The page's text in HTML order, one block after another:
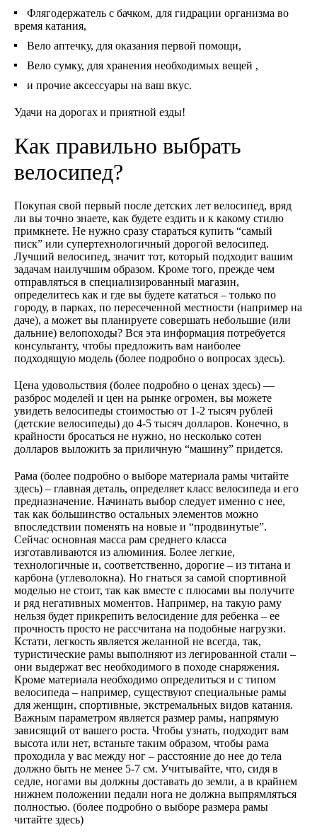
Флягодержатель с бачком, для гидрации организма во
время катания,
Вело аптечку, для оказания первой помощи,
Вело сумку, для хранения необходимых вещей ,
и прочие аксессуары на ваш вкус.
Удачи на дорогах и приятной езды!
Как правильно выбрать
велосипед?
Покупая свой первый после детских лет велосипед, вряд
ли вы точно знаете, как будете ездить и к какому стилю
примкнете. Не нужно сразу стараться купить “самый
писк” или супертехнологичный дорогой велосипед.
Лучший велосипед, значит тот, который подходит вашим
задачам наилучшим образом. Кроме того, прежде чем
отправляться в специализированный магазин,
определитесь как и где вы будете кататься – только по
городу, в парках, по пересеченной местности (например на
даче), а может вы планируете совершать небольшие (или
дальние) велопоходы? Вся эта информация потребуется
консультанту, чтобы предложить вам наиболее
подходящую модель (более подробно о вопросах здесь).
Цена удовольствия (более подробно о ценах здесь) —
разброс моделей и цен на рынке огромен, вы можете
увидеть велосипеды стоимостью от 1-2 тысяч рублей
(детские велосипеды) до 4-5 тысяч долларов. Конечно, в
крайности бросаться не нужно, но несколько сотен
долларов выложить за приличную “машину” придется.
Рама (более подробно о выборе материала рамы читайте
здесь) – главная деталь, определяет класс велосипеда и его
предназначение. Начинать выбор следует именно с нее,
так как большинство остальных элементов можно
впоследствии поменять на новые и “продвинутые”.
Сейчас основная масса рам среднего класса
изготавливаются из алюминия. Более легкие,
технологичные и, соответственно, дорогие – из титана и
карбона (углеволокна). Но гнаться за самой спортивной
моделью не стоит, так как вместе с плюсами вы получите
и ряд негативных моментов. Например, на такую раму
нельзя будет прикрепить велосидение для ребенка – ее
прочность просто не рассчитана на подобные нагрузки.
Кстати, легкость является желанной не всегда, так,
туристические рамы выполняют из легированной стали –
они выдержат вес необходимого в походе снаряжения.
Кроме материала необходимо определиться и с типом
велосипеда – например, существуют специальные рамы
для женщин, спортивные, экстремальных видов катания.
Важным параметром является размер рамы, напрямую
зависящий от вашего роста. Чтобы узнать, подходит вам
высота или нет, встаньте таким образом, чтобы рама
проходила у вас между ног – расстояние до нее до тела
должно быть не менее 5-7 см. Учитывайте, что, сидя в
седле, ногами вы должны доставать до земли, а в крайнем
нижнем положении педали нога не должна выпрямляться
полностью. (более подробно о выборе размера рамы
читайте здесь)